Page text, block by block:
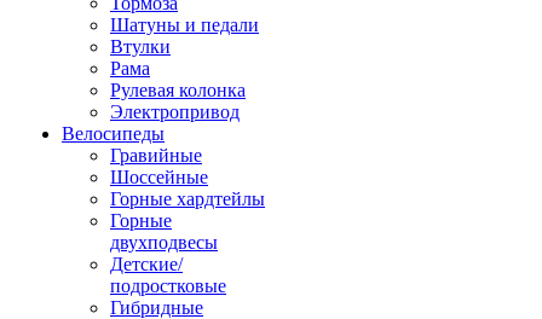
Шатуны и педали
Втулки
Рама
Рулевая колонка
Электропривод
Велосипеды
Гравийные
Шоссейные
Горные хардтейлы
Горные
двухподвесы
Детские/
подростковые
Гибридные